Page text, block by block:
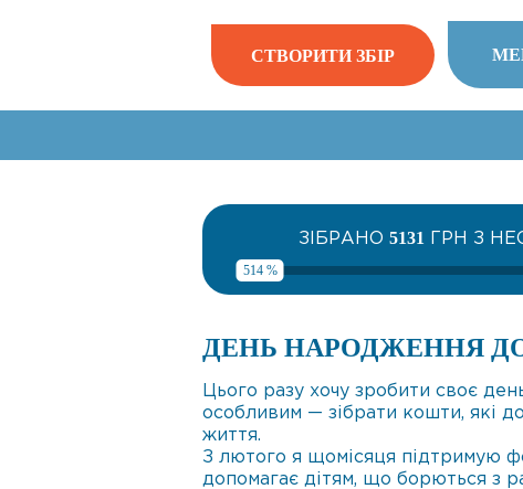
СТВОРИТИ ЗБІР
ЗІБРАНО 5131 ГРН З
514 %
ДЕНЬ НАРОДЖЕННЯ
Цього разу хочу зробити своє
особливим — зібрати кошти, які
життя.
З лютого я щомісяця підтримую
допомагає дітям, що борються з